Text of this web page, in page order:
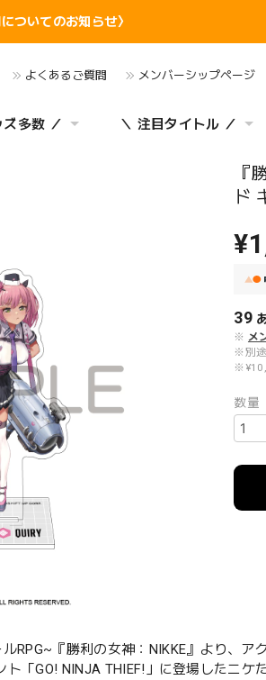
ついてのお知らせ〉
よくあるご質問 メンバーシップページ
多数 ／ ＼ 注目タイトル ／
『
ド
39
※ メ
※別途
数量
RPG~『勝利の女神：NIKKE』より、ア
ト「GO! NINJA THIEF!」に登場したニ